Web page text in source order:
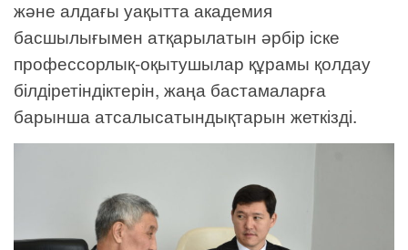
және алдағы уақытта академия
басшылығымен атқарылатын әрбір іске
профессорлық-оқытушылар құрамы қолдау
білдіретіндіктерін, жаңа бастамаларға
барынша атсалысатындықтарын жеткізді.